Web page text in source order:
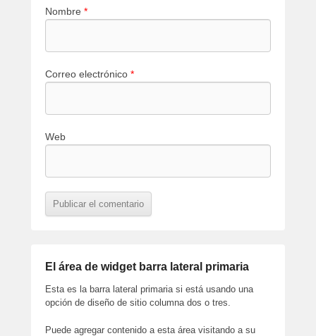
Nombre *
Correo electrónico *
Web
El área de widget barra lateral primaria
Esta es la barra lateral primaria si está usando una
opción de diseño de sitio columna dos o tres.
Puede agregar contenido a esta área visitando a su